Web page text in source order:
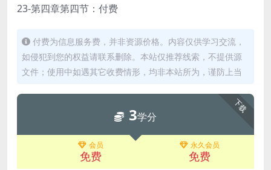
23-第四章第四节：付费
付费为信息服务费，并非资源价格。内容仅供学习交流，
如侵犯到您的权益请联系删除。本站仅推荐线索，不提供源
文件；使用中如遇其它收费情形，均非本站所为，谨防上当
下载
3学分
会员
免费
永久会员
免费